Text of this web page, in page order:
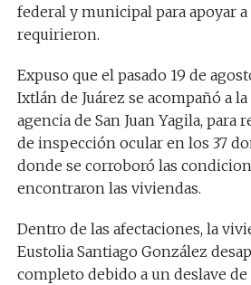
federal y municipal para apoyar
requirieron.
Expuso que el pasado 19 de
Ixtlán de Juárez se acompañó a
agencia de San Juan Yagila,
de inspección ocular en los 37
donde se corroboró las
encontraron las viviendas.
Dentro de las afectaciones, la
Eustolia Santiago González
completo debido a un deslave